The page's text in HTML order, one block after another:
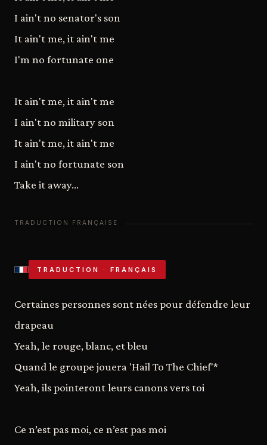
I ain't no senator's son
It ain't me, it ain't me
I'm no fortunate one
It ain't me, it ain't me
I ain't no military son
It ain't me, it ain't me
I ain't no fortunate son
Take it away...
TRADUCTION · FRANÇAIS
Certaines personnes sont nées pour défendre leur
drapeau
Yeah, le rouge, blanc, et bleu
Quand le groupe jouera 'Hail To The Chief'*
Yeah, ils pointeront leurs canons vers toi
Ce n’est pas moi, ce n’est pas moi